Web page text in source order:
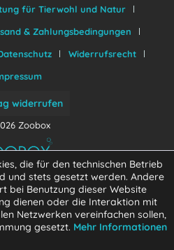
für Tierwohl und Natur
& Zahlungsbedingungen
Widerrufsrecht
widerrufen
Zoobox
die für den technischen Betrieb
und stets gesetzt werden. Andere
bei Benutzung dieser Website
dienen oder die Interaktion mit
Netzwerken vereinfachen sollen,
gesetzt. Mehr Informationen